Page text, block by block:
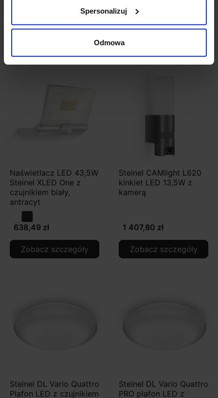
Spersonalizuj
Odmowa
558,67 zł
Naświetlacz LED 43,5W
Steinel XLED One z
czujnikiem biały,
antracyt
638,49 zł
Zobacz szczegóły
Steinel CAMlight L620
kinkiet LED 13,5W z
kamerą
1 407,80 zł
Zobacz szczegóły
Steinel DL Vario Quattro
Plafon LED z czujnikiem
Steinel DL Vario Quattro
PRO plafon LED z